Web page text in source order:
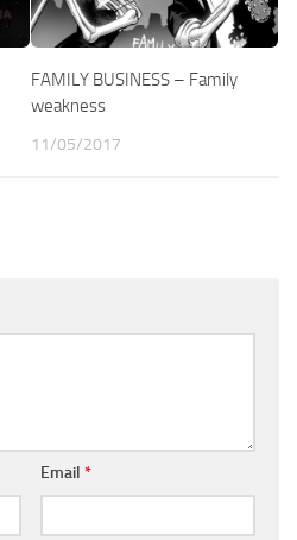
FAMILY BUSINESS – Family
weakness
11/05/2017
Email *